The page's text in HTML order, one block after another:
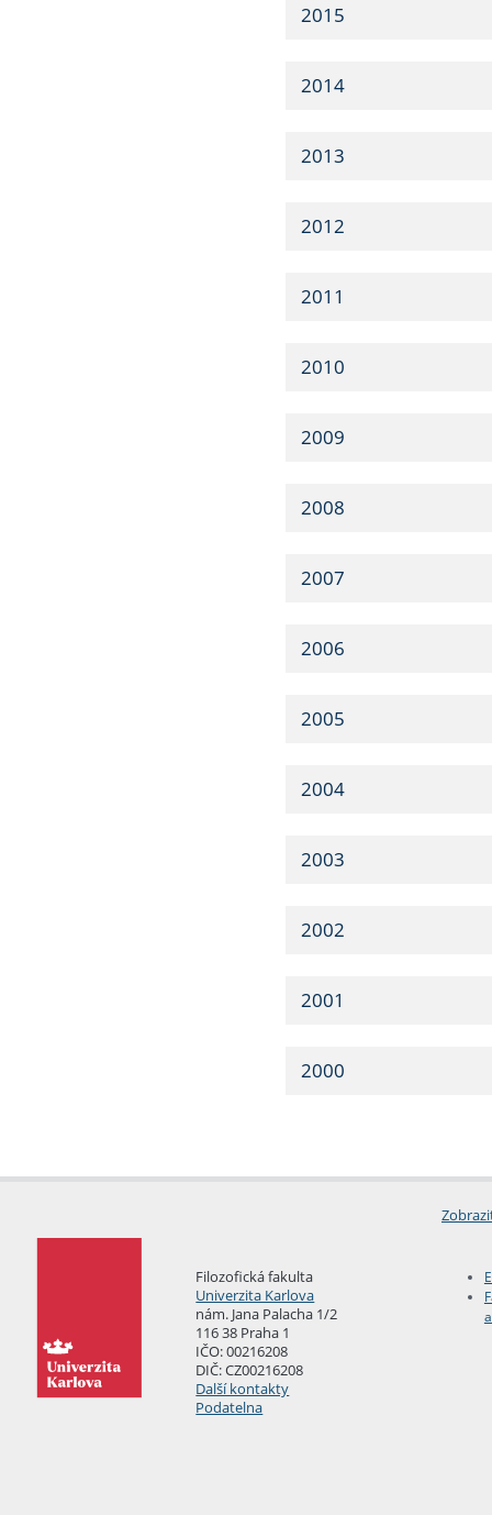
2015
2014
2013
2012
2011
2010
2009
2008
2007
2006
2005
2004
2003
2002
2001
2000
Filozofická fakulta
Univerzita Karlova
nám. Jana Palacha 1/2
116 38 Praha 1
IČO: 00216208
DIČ: CZ00216208
Další kontakty
Podatelna